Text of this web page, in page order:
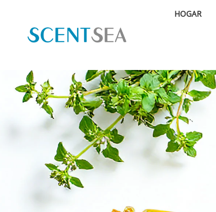
HOGAR